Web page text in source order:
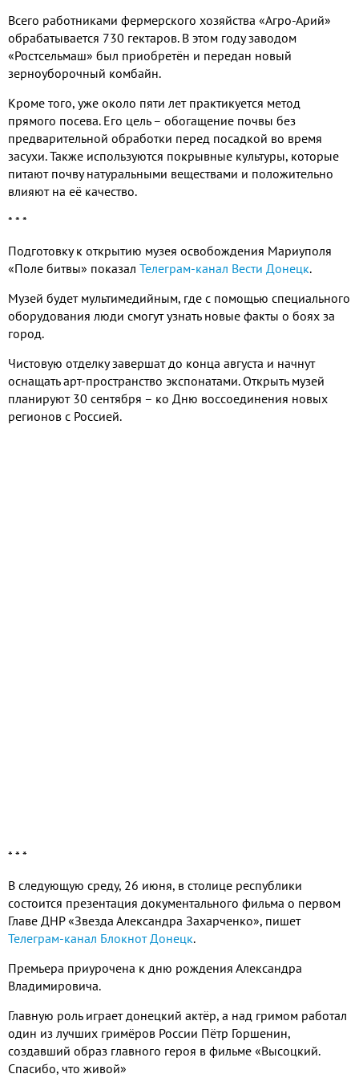
Всего работниками фермерского хозяйства «Агро-Арий»
обрабатывается 730 гектаров. В этом году заводом
«Ростсельмаш» был приобретён и передан новый
зерноуборочный комбайн.
Кроме того, уже около пяти лет практикуется метод
прямого посева. Его цель – обогащение почвы без
предварительной обработки перед посадкой во время
засухи. Также используются покрывные культуры, которые
питают почву натуральными веществами и положительно
влияют на её качество.
* * *
Подготовку к открытию музея освобождения Мариуполя
«Поле битвы» показал Телеграм-канал Вести Донецк.
Музей будет мультимедийным, где с помощью специального
оборудования люди смогут узнать новые факты о боях за
город.
Чистовую отделку завершат до конца августа и начнут
оснащать арт-пространство экспонатами. Открыть музей
планируют 30 сентября – ко Дню воссоединения новых
регионов с Россией.
* * *
В следующую среду, 26 июня, в столице республики
состоится презентация документального фильма о первом
Главе ДНР «Звезда Александра Захарченко», пишет
Телеграм-канал Блокнот Донецк.
Премьера приурочена к дню рождения Александра
Владимировича.
Главную роль играет донецкий актёр, а над гримом работал
один из лучших гримёров России Пётр Горшенин,
создавший образ главного героя в фильме «Высоцкий.
Спасибо, что живой»